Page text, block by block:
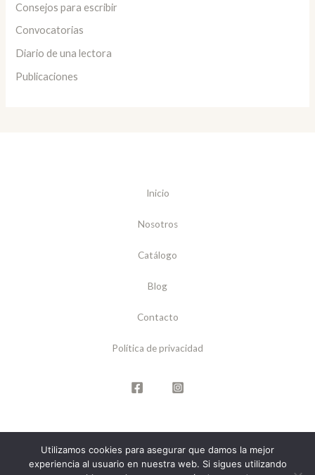
Consejos para escribir
Convocatorias
Diario de una lectora
Publicaciones
Inicio
Nosotros
Catálogo
Blog
Contacto
Política de privacidad
Copyright © 2026 Letraria Editorial
Utilizamos cookies para asegurar que damos la mejor
experiencia al usuario en nuestra web. Si sigues utilizando